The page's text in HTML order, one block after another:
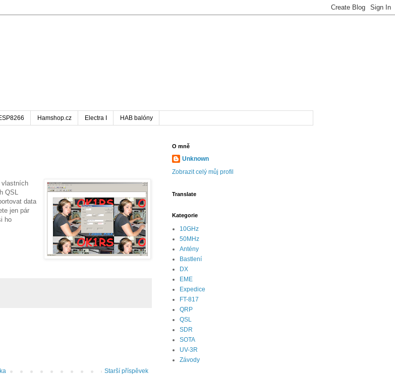
Hamshop.cz Electra I HAB balóny
vlastních
QSL
data
jen pár
ho
Starší příspěvek
O mně
Unknown
Zobrazit celý můj profil
Translate
Kategorie
10GHz
50MHz
Antény
Bastlení
DX
EME
Expedice
FT-817
QRP
QSL
SDR
SOTA
UV-3R
Závody